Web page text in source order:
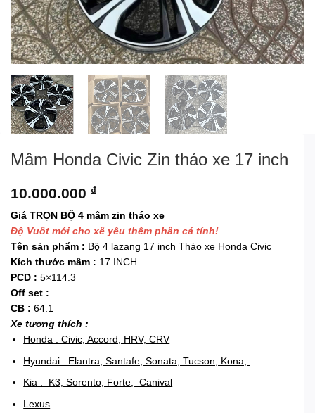
Mâm Honda Civic Zin tháo xe 17 inch
10.000.000 ₫
Giá TRỌN BỘ 4 mâm zin tháo xe
Độ Vuốt mới cho xế yêu thêm phần cá tính!
Tên sản phẩm : Bộ 4 lazang 17 inch Tháo xe Honda Civic
Kích thước mâm : 17 INCH
PCD : 5×114.3
Off set :
CB : 64.1
Xe tương thích :
Honda : Civic, Accord, HRV, CRV
Hyundai : Elantra, Santafe, Sonata, Tucson, Kona,
Kia : K3, Sorento, Forte, Canival
Lexus